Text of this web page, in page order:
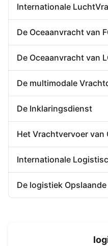
Huis-aan-
De Opslaande
Internationale
De Oceaanvracht van
De Oceaanvracht van
De multimodale
De Inklaringsdienst
Het Vrachtvervoer van
Internationale
De logistiek